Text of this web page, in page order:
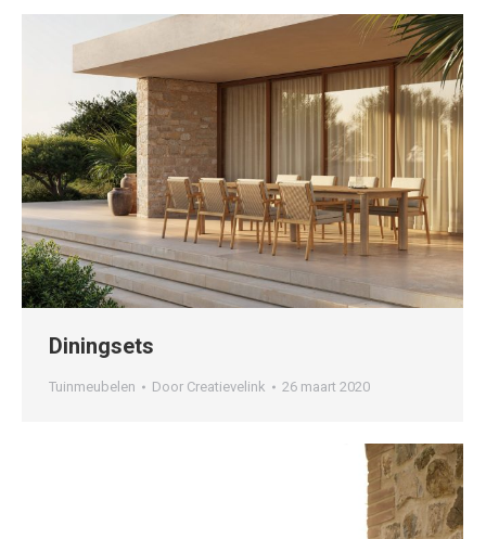
Diningsets
Tuinmeubelen Door Creatievelink 26 maart 2020